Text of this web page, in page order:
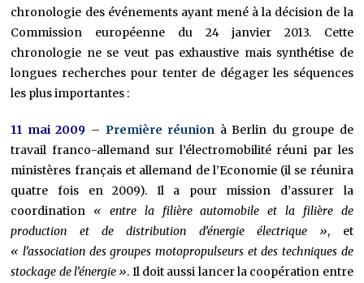
chronologie des événements ayant mené à la décision de la
Commission européenne du 24 janvier 2013. Cette
chronologie ne se veut pas exhaustive mais synthétise de
longues recherches pour tenter de dégager les séquences
les plus importantes :
11 mai 2009 – Première réunion à Berlin du groupe de
travail franco-allemand sur l’électromobilité réuni par les
ministères français et allemand de l’Economie (il se réunira
quatre fois en 2009). Il a pour mission d’assurer la
coordination « entre la filière automobile et la filière de
production et de distribution d’énergie électrique », et
« l’association des groupes motopropulseurs et des techniques de
stockage de l’énergie ». Il doit aussi lancer la coopération entre